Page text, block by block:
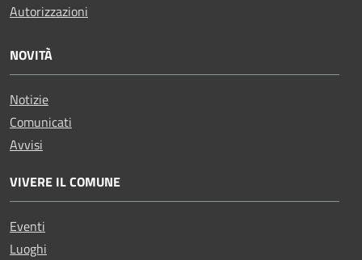
Autorizzazioni
NOVITÀ
Notizie
Comunicati
Avvisi
VIVERE IL COMUNE
Eventi
Luoghi